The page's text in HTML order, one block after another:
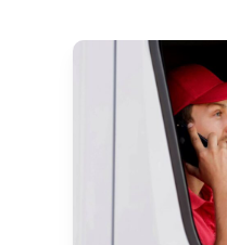
Transport